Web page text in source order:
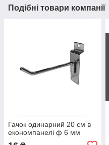
Подібні товари компанії
Гачок одинарний 20 см в
економпанелі ф 6 мм